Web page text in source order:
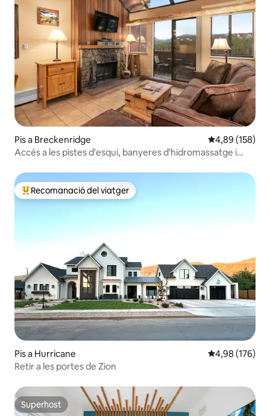
Pis a Breckenridge 4,89 de
4,89 (158)
Accés a les pistes d'esquí, banyeres d'hidromassatge i
Principals recomanacions dels viatgers
Recomanació del viatger
Pis a Hurricane 4,98 de
4,98 (176)
Retir a les portes de Zion
Superhost
Superhost